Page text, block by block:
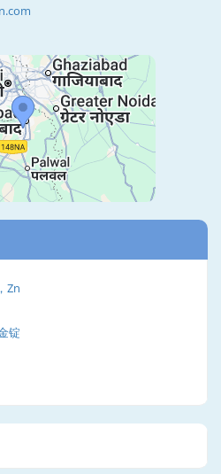
Zn
锭